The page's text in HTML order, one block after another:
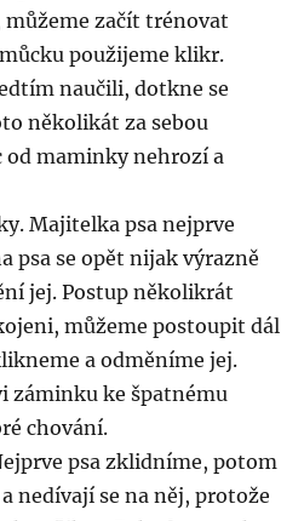
začít trénovat
použijeme klikr.
naučili, dotkne se
několikát za sebou
od maminky nehrozí a
Majitelka psa nejprve
psa se opět nijak výrazně
jej. Postup několikrát
můžeme postoupit dál
a odměníme jej.
záminku ke špatnému
chování.
psa zklidníme, potom
nedívají se na něj, protože